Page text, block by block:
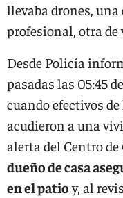
llevaba drones, una
profesional, otra de
Desde Policía
pasadas las 05:45
cuando efectivos
acudieron a una
alerta del Centro
dueño de casa
en el patioy, al